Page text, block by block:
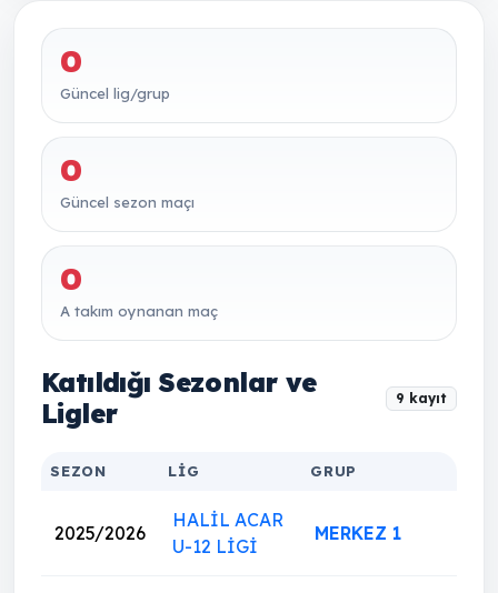
0
Güncel lig/grup
0
Güncel sezon maçı
0
A takım oynanan maç
Katıldığı Sezonlar ve
Ligler
9 kayıt
SEZON LIG GRUP
2025/2026
HALİL ACAR
U-12 LİGİ
MERKEZ 1